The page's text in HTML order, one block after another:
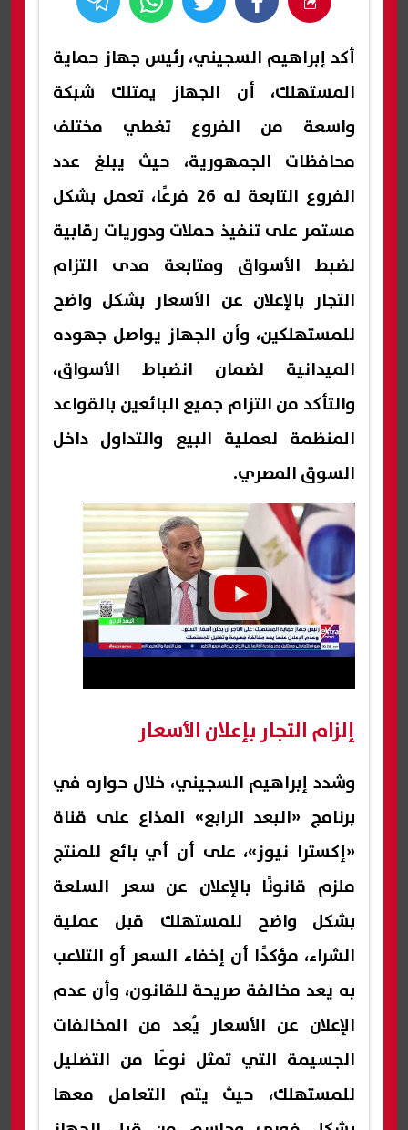
أكد إبراهيم السجيني، رئيس جهاز حماية
المستهلك، أن الجهاز يمتلك شبكة
واسعة من الفروع تغطي مختلف
محافظات الجمهورية، حيث يبلغ عدد
الفروع التابعة له 26 فرعًا، تعمل بشكل
مستمر على تنفيذ حملات ودوريات رقابية
لضبط الأسواق ومتابعة مدى التزام
التجار بالإعلان عن الأسعار بشكل واضح
للمستهلكين، وأن الجهاز يواصل جهوده
الميدانية لضمان انضباط الأسواق،
والتأكد من التزام جميع البائعين بالقواعد
المنظمة لعملية البيع والتداول داخل
السوق المصري.
إلزام التجار بإعلان الأسعار
وشدد إبراهيم السجيني، خلال حواره في
برنامج «البعد الرابع» المذاع على قناة
«إكسترا نيوز»، على أن أي بائع للمنتج
ملزم قانونًا بالإعلان عن سعر السلعة
بشكل واضح للمستهلك قبل عملية
الشراء، مؤكدًا أن إخفاء السعر أو التلاعب
به يعد مخالفة صريحة للقانون، وأن عدم
الإعلان عن الأسعار يُعد من المخالفات
الجسيمة التي تمثل نوعًا من التضليل
للمستهلك، حيث يتم التعامل معها